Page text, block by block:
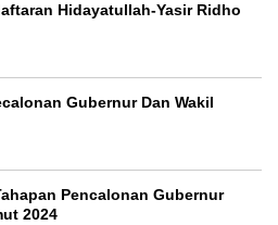
Hidayatullah-Yasir Ridho
Gubernur Dan Wakil
Pencalonan Gubernur
2024